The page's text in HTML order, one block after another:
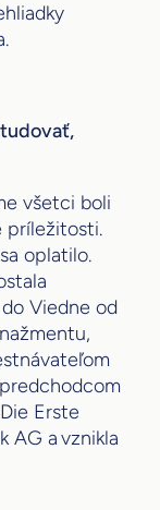
všetci boli
príležitosti.
oplatilo.
Viedne od
Erste
AG a vznikla